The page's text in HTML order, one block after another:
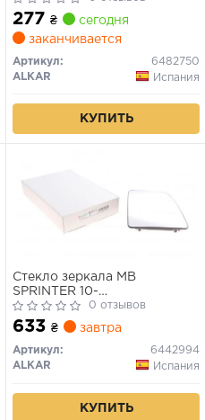
277 ₴
сегодня
заканчивается
Артикул:
6482750
ALKAR
Испания
КУПИТЬ
Стекло зеркала MB
SPRINTER 10-
выпукл.подогрев.прав.
0 отзывов
633 ₴ завтра
Артикул:
6442994
ALKAR
Испания
КУПИТЬ